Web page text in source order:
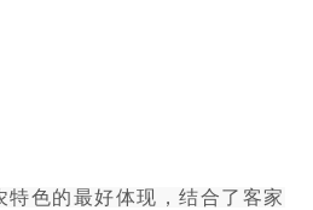
色的最好体现，结合了客家